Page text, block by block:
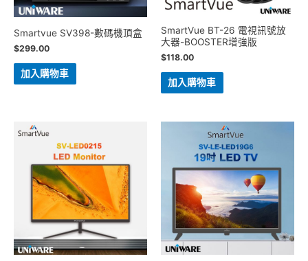
Smartvue SV398-數碼機頂盒
$299.00
加入購物車
SmartVue BT-26 電視訊號放
大器-BOOSTER增強版
$118.00
加入購物車